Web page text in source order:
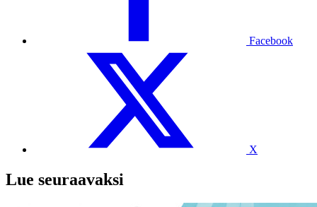
Facebook
X
Lue seuraavaksi